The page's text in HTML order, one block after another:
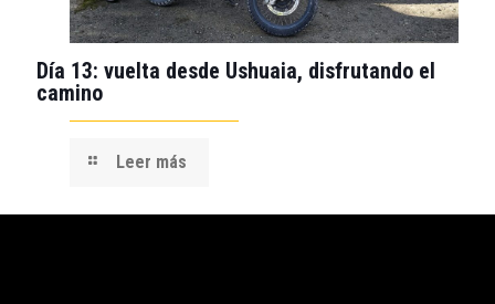
Día 13: vuelta desde Ushuaia, disfrutando el
camino
Leer más